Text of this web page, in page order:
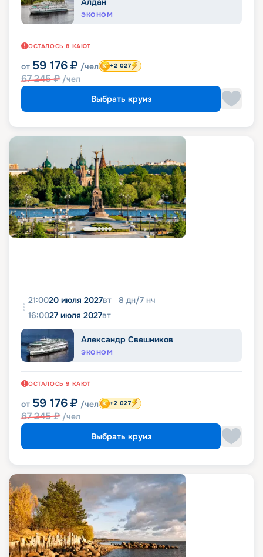
ЭКОНОМ
ОСТАЛОСЬ 8 КАЮТ
от 59 176 ₽ /чел
67 245₽ /чел
+2 027
Выбрать круиз
21:0020 июля 2027вт 8 дн/7 нч
16:0027 июля 2027вт
Александр Свешников
ЭКОНОМ
ОСТАЛОСЬ 9 КАЮТ
от 59 176 ₽ /чел
67 245₽ /чел
+2 027
Выбрать круиз